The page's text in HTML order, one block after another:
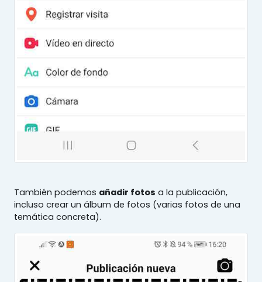
También podemos añadir fotos a la publicación,
incluso crear un álbum de fotos (varias fotos de una
temática concreta).